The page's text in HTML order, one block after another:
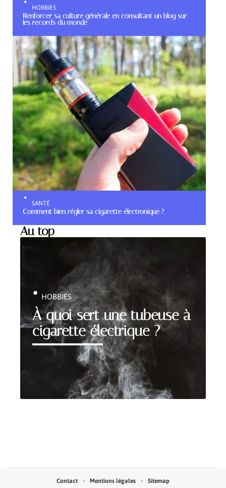
HOBBIES
Renforcer sa culture générale en consultant un blog sur
les records du monde
SANTÉ
Comment bien régler sa cigarette électronique ?
Au top
À quoi sert une tubeuse à
cigarette électrique ?
HOBBIES
Contact Mentions légales Sitemap